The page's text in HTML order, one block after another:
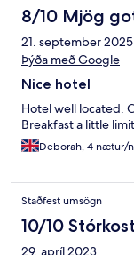
8/10 Mjög
21. september 2025
Þýða með Google
Nice hotel
Hotel well located.
Breakfast a little
Deborah, 4 nætur/
Staðfest umsögn
10/10
29. apríl 2023